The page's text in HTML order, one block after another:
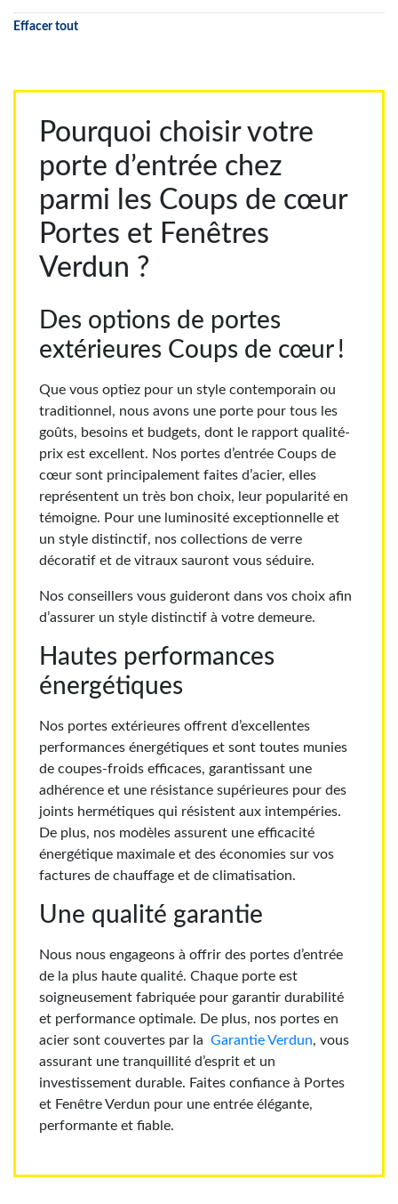
Effacer tout
Pourquoi choisir votre
porte d’entrée chez
parmi les Coups de cœur
Portes et Fenêtres
Verdun ?
Des options de portes
extérieures Coups de cœur !
Que vous optiez pour un stylecontemporain ou
traditionnel, nous avons une porte pour tous les
goûts, besoins et budgets, dont le rapport qualité-
prix est excellent. Nos portes d’entrée Coups de
cœur sont principalement faites d’acier, elles
représentent un très bon choix, leur popularité en
témoigne. Pour une luminosité exceptionnelle et
un style distinctif, nos collections de verre
décoratif et de vitraux sauront vous séduire.
Nos conseillers vous guideront dans vos choix afin
d’assurer un style distinctif à votre demeure.
Hautes performances
énergétiques
Nos portes extérieures offrent d’excellentes
performances énergétiques et sont toutes munies
de coupes-froids efficaces, garantissant une
adhérence et une résistance supérieures pour des
joints hermétiques qui résistent aux intempéries.
De plus, nos modèlesassurent une efficacité
énergétique maximale et des économies sur vos
factures de chauffage et de climatisation.
Une qualité garantie
Nous nous engageons à offrir des portes d’entrée
de la plus haute qualité. Chaque porte est
soigneusement fabriquée pour garantir durabilité
et performance optimale. De plus, nos portes en
acier sont couvertes par laGarantie Verdun, vous
assurant une tranquillité d’esprit et un
investissement durable. Faites confiance à Portes
et Fenêtre Verdun pour une entrée élégante,
performante et fiable.